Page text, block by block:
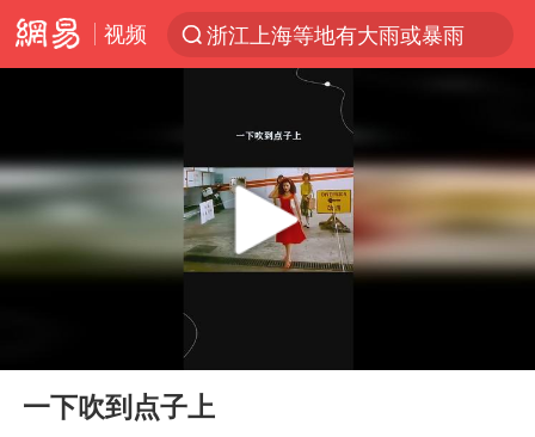
视频
浙江上海等地有大雨或暴雨
解锁各地夏日限定体验
马克·艾伦退出斯诺克中国公开赛
金饰克价一夜涨回1300元
新疆景区自驾服务费改为按车收费
永和豆浆创始人林炳生去世
Play
一下吹到点子上